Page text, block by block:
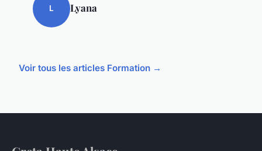
L Lyana
Voir tous les articles Formation →